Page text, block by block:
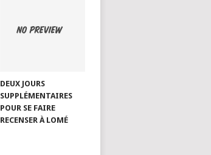
DEUX JOURS
SUPPLÉMENTAIRES
POUR SE FAIRE
RECENSER À LOMÉ